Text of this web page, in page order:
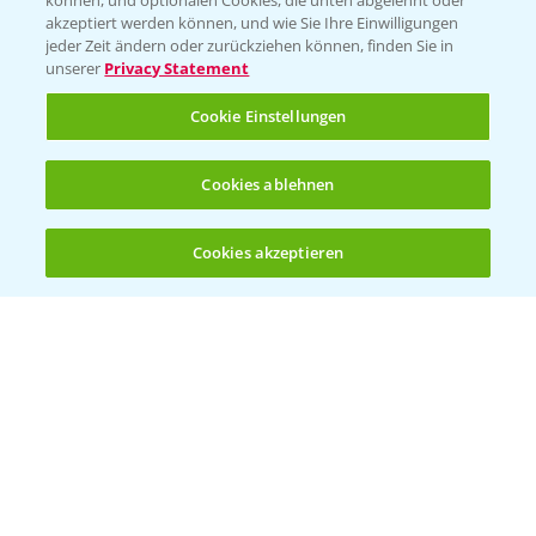
(noch 4)
T.+49 (0)174 346 564 1
KONTAKT
Hilfe in Notfällen
+49 (0)214/30-20220
akzeptiert werden können, und wie Sie Ihre Einwilligungen
jeder Zeit ändern oder zurückziehen können, finden Sie in
unserer Privacy Statement
Cookie Einstellungen
Cookies ablehnen
Cookies akzeptieren